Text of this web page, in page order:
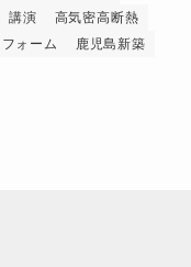
講演
高気密高断熱
ォーム
鹿児島新築